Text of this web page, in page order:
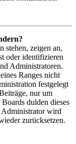
stehen, zeigen an,
oder identifizieren
Administratoren.
Ranges nicht
festgelegt
nur um
dulden dieses
Administrator wird
zurücksetzen.